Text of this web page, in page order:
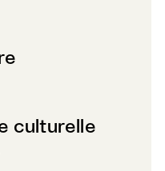
culturelle